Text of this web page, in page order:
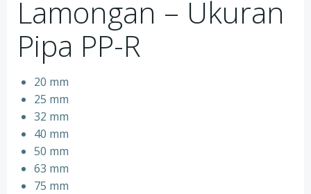
Lamongan – Ukuran
Pipa PP-R
20 mm
25 mm
32 mm
40 mm
50 mm
63 mm
75 mm